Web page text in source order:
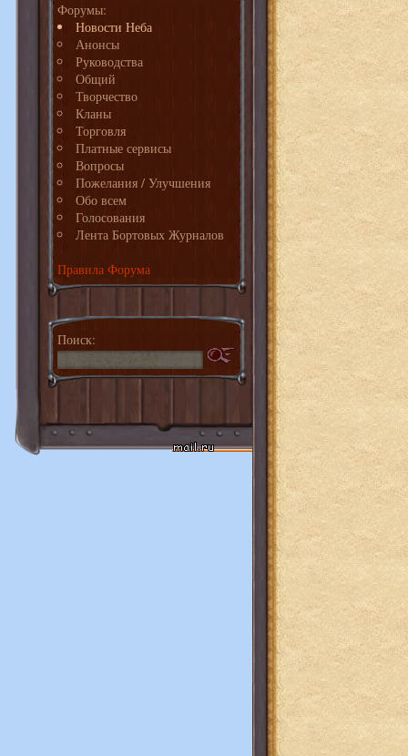
Форумы:
Новости Неба
Анонсы
Руководства
Общий
Творчество
Кланы
Торговля
Платные сервисы
Вопросы
Пожелания / Улучшения
Обо всем
Голосования
Лента Бортовых Журналов
Правила Форума
Поиск: